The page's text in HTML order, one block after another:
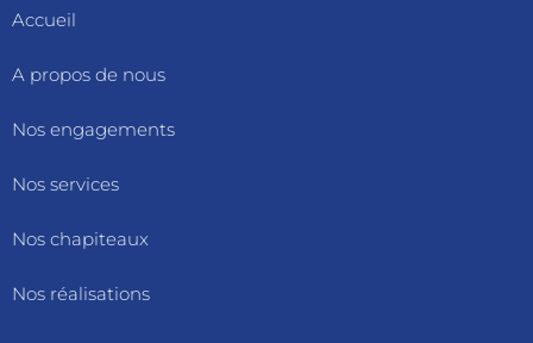
o
k
n
Accueil
A propos de nous
Nos engagements
Nos services
Nos chapiteaux
Nos réalisations